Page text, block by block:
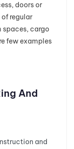
doors or
regular
spaces, cargo
few examples
And
and